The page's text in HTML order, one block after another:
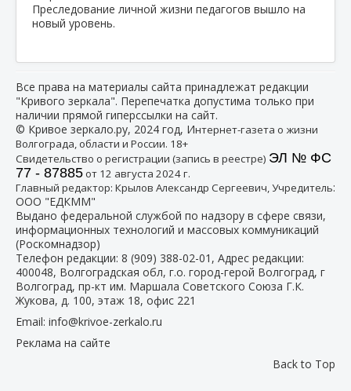
Преследование личной жизни педагогов вышло на
новый уровень.
Все права на материалы сайта принадлежат редакции
"Кривого зеркала". Перепечатка допустима только при
наличии прямой гиперссылки на сайт.
© Кривое зеркало.ру, 2024 год, Интернет-газета о жизни
Волгограда, области и России. 18+
Свидетельство о регистрации (запись в реестре) ЭЛ № ФС
77 - 87885от 12 августа 2024 г.
Главный редактор: Крылов Александр Сергеевич, Учредитель:
ООО "ЕДКММ"
Выдано федеральной службой по надзору в сфере связи,
информационных технологий и массовых коммуникаций
(Роскомнадзор)
Телефон редакции: 8 (909) 388-02-01 , Адрес редакции:
400048, Волгоградская обл, г.о. город-герой Волгоград, г
Волгоград, пр-кт им. Маршала Советского Союза Г.К.
Жукова, д. 100, этаж 18, офис 221
Email: info@krivoe-zerkalo.ru
Реклама на сайте
Back to Top